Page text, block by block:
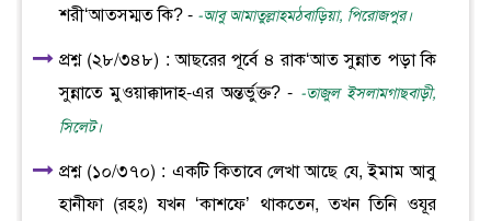
শরী‘আতসম্মত কি? - -আবু আমাতুল্লাহমঠবাড়িয়া, পিরোজপুর।
প্রশ্ন (২৮/৩৪৮) : আছরের পূর্বে ৪ রাক‘আত সুন্নাত পড়া কি
সুন্নাতে মুওয়াক্কাদাহ-এর অন্তর্ভুক্ত? - -তাজুল ইসলামগাছবাড়ী,
সিলেট।
প্রশ্ন (১০/৩৭০) : একটি কিতাবে লেখা আছে যে, ইমাম আবু
হানীফা (রহঃ) যখন ‘কাশফে’ থাকতেন, তখন তিনি ওযূর